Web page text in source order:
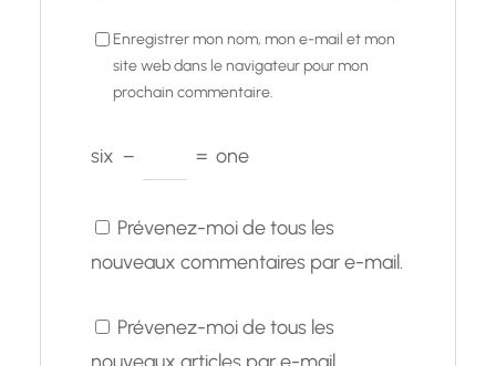
Enregistrer mon nom, mon e-mail et mon
site web dans le navigateur pour mon
prochain commentaire.
six − = one
Prévenez-moi de tous les
nouveaux commentaires par e-mail.
Prévenez-moi de tous les